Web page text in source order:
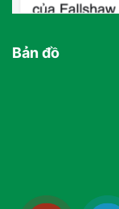
Bản đồ